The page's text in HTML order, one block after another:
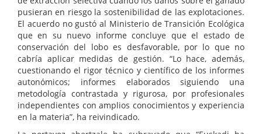
pusieran en riesgo la sostenibilidad de las explotaciones.
El acuerdo no gustó al Ministerio de Transición Ecológica
que en su nuevo informe concluye que el estado de
conservación del lobo es desfavorable, por lo que no
cabría aplicar medidas de gestión. “Lo hace, además,
cuestionando el rigor técnico y científico de los informes
autonómicos; informes elaborados siguiendo una
metodología contrastada y rigurosa, por profesionales
independientes con amplios conocimientos y experiencia
en la materia”, ha reivindicado.